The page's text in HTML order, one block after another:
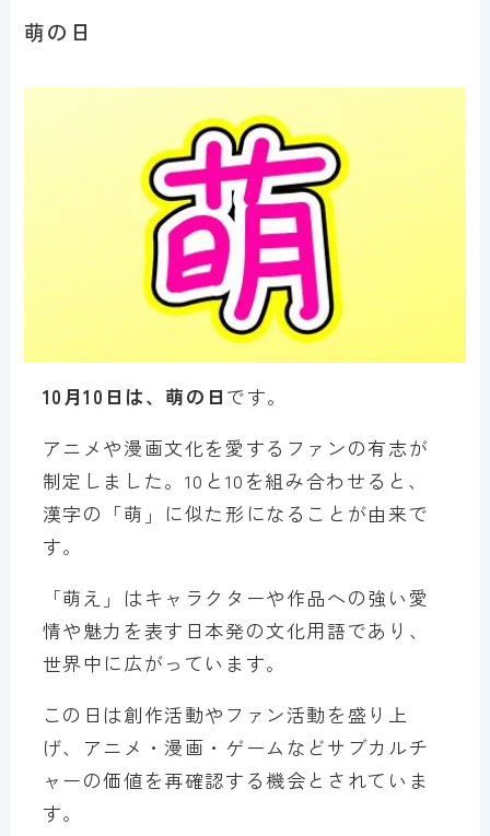
萌の日
10月10日は、萌の日 です。
アニメや漫画文化を愛するファンの有志が
制定しました。10と10を組み合わせると、
漢字の「萌」に似た形になることが由来で
す。
「萌え」はキャラクターや作品への強い愛
情や魅力を表す日本発の文化用語であり、
世界中に広がっています。
この日は創作活動やファン活動を盛り上
げ、アニメ・漫画・ゲームなどサブカルチ
ャーの価値を再確認する機会とされていま
す。